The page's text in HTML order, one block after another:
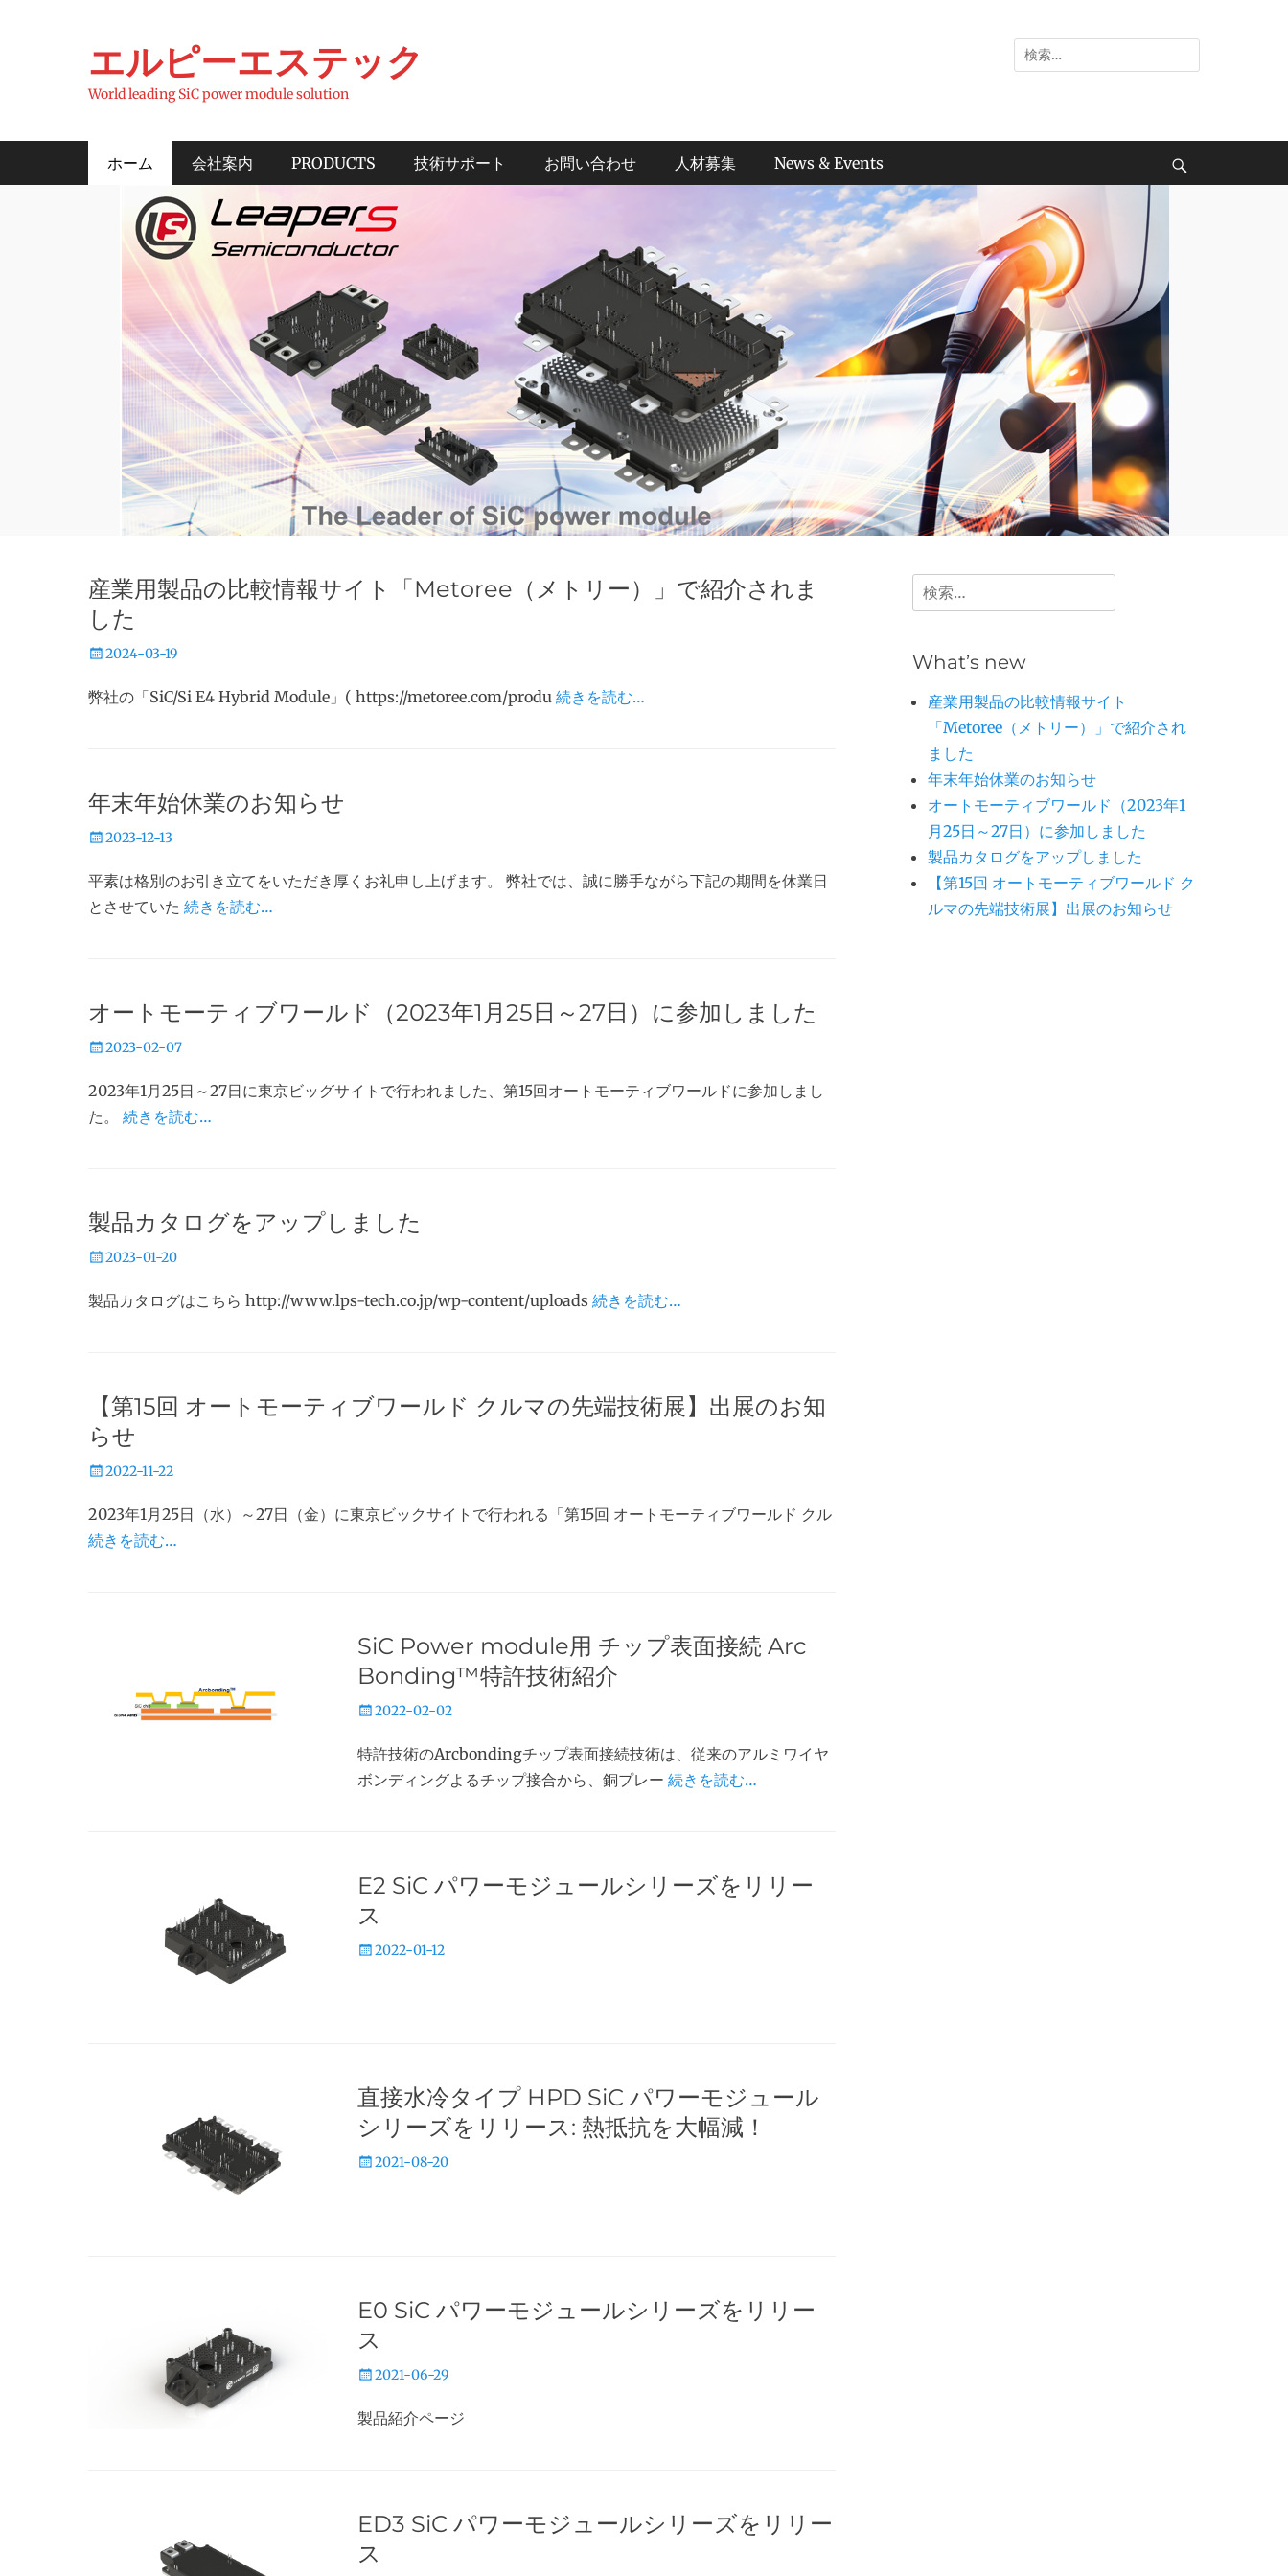
へ
エルピーエステック
World leading SiC power module solution
検
索:
メインメニュー
ホーム 会社案内 PRODUCTS 技術サポート お問い合わせ 人材募集 News & Events
産業用製品の比較情報サイト「Metoree（メトリー）」で紹介されま
した
投
日
2024-03-19
弊社の「SiC/Si E4 Hybrid Module」( https://metoree.com/produ 続きを読む…
年末年始休業のお知らせ
投
日
2023-12-13
平素は格別のお引き立てをいただき厚くお礼申し上げます。 弊社では、誠に勝手ながら下記の期間を休業日
とさせていた 続きを読む…
オートモーティブワールド（2023年1月25日～27日）に参加しました
投
日
2023-02-07
2023年1月25日～27日に東京ビッグサイトで行われました、第15回オートモーティブワールドに参加しまし
た。 続きを読む…
製品カタログをアップしました
投
日
2023-01-20
製品カタログはこちら http://www.lps-tech.co.jp/wp-content/uploads 続きを読む…
【第15回 オートモーティブワールド クルマの先端技術展】出展のお知
らせ
投
日
2022-11-22
2023年1月25日（水）～27日（金）に東京ビックサイトで行われる「第15回 オートモーティブワールド クル
続きを読む…
SiC Power module用 チップ表面接続 Arc
Bonding™特許技術紹介
投
日
2022-02-02
特許技術のArcbondingチップ表面接続技術は、従来のアルミワイヤ
ボンディングよるチップ接合から、銅プレー 続きを読む…
E2 SiC パワーモジュールシリーズをリリー
ス
投 2022-01-12
直接水冷タイプ HPD SiC パワーモジュール
シリーズをリリース: 熱抵抗を大幅減！
投 2021-08-20
E0 SiC パワーモジュールシリーズをリリー
ス
投
日
2021-06-29
製品紹介ページ
ED3 SiC パワーモジュールシリーズをリリー
ス
検
索:
What’s new
産業用製品の比較情報サイト
「Metoree（メトリー）」で紹介され
ました
年末年始休業のお知らせ
オートモーティブワールド（2023年1
月25日～27日）に参加しました
製品カタログをアップしました
【第15回 オートモーティブワールド ク
ルマの先端技術展】出展のお知らせ